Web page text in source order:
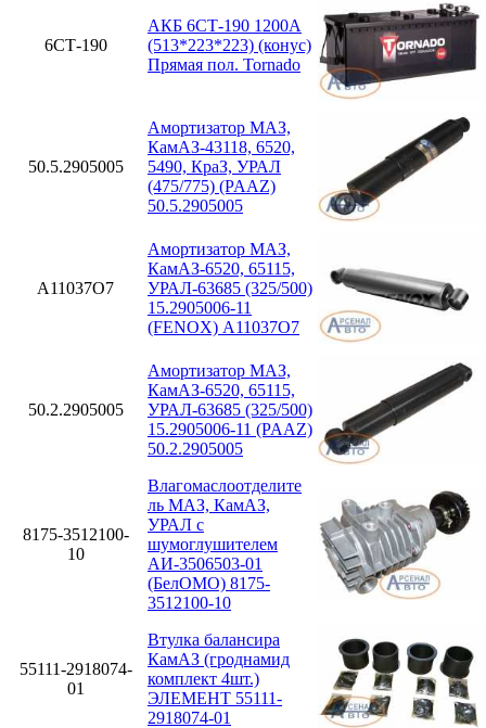
6СТ-190
АКБ 6СТ-190 1200А
(513*223*223) (конус)
Прямая пол. Tornado
50.5.2905005
Амортизатор МАЗ,
КамАЗ-43118, 6520,
5490, КраЗ, УРАЛ
(475/775) (PAAZ)
50.5.2905005
A11037O7
Амортизатор МАЗ,
КамАЗ-6520, 65115,
УРАЛ-63685 (325/500)
15.2905006-11
(FENOX) A11037O7
50.2.2905005
Амортизатор МАЗ,
КамАЗ-6520, 65115,
УРАЛ-63685 (325/500)
15.2905006-11 (PAAZ)
50.2.2905005
8175-3512100-
10
Влагомаслоотделите
ль МАЗ, КамАЗ,
УРАЛ с
шумоглушителем
АИ-3506503-01
(БелОМО) 8175-
3512100-10
55111-2918074-
01
Втулка балансира
КамАЗ (гроднамид
комплект 4шт.)
ЭЛЕМЕНТ 55111-
2918074-01